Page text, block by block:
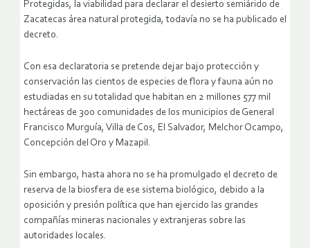
Protegidas, la viabilidad para declarar el desierto semiárido de
Zacatecas área natural protegida, todavía no se ha publicado el
decreto.
Con esa declaratoria se pretende dejar bajo protección y
conservación las cientos de especies de flora y fauna aún no
estudiadas en su totalidad que habitan en 2 millones 577 mil
hectáreas de 300 comunidades de los municipios de General
Francisco Murguía, Villa de Cos, El Salvador, Melchor Ocampo,
Concepción del Oro y Mazapil.
Sin embargo, hasta ahora no se ha promulgado el decreto de
reserva de la biosfera de ese sistema biológico, debido a la
oposición y presión política que han ejercido las grandes
compañías mineras nacionales y extranjeras sobre las
autoridades locales.